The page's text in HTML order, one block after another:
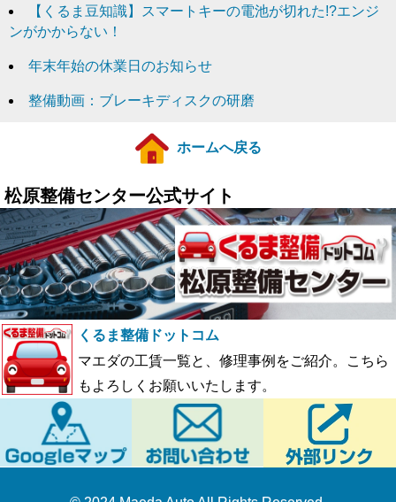
【くるま豆知識】スマートキーの電池が切れた!?エンジ
ンがかからない！
年末年始の休業日のお知らせ
整備動画：ブレーキディスクの研磨
ホームへ戻る
松原整備センター公式サイト
くるま整備ドットコム
マエダの工賃一覧と、修理事例をご紹介。こちら
もよろしくお願いいたします。